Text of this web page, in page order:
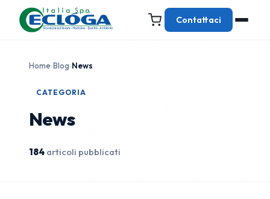
Contattaci
Home›Blog›News
CATEGORIA
News
184 articoli pubblicati